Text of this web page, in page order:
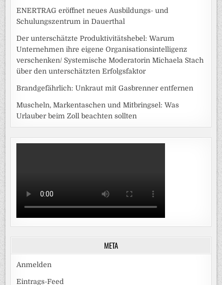
ENERTRAG eröffnet neues Ausbildungs- und
Schulungszentrum in Dauerthal
Der unterschätzte Produktivitätshebel: Warum
Unternehmen ihre eigene Organisationsintelligenz
verschenken/ Systemische Moderatorin Michaela Stach
über den unterschätzten Erfolgsfaktor
Brandgefährlich: Unkraut mit Gasbrenner entfernen
Muscheln, Markentaschen und Mitbringsel: Was
Urlauber beim Zoll beachten sollten
META
Anmelden
Eintrags-Feed